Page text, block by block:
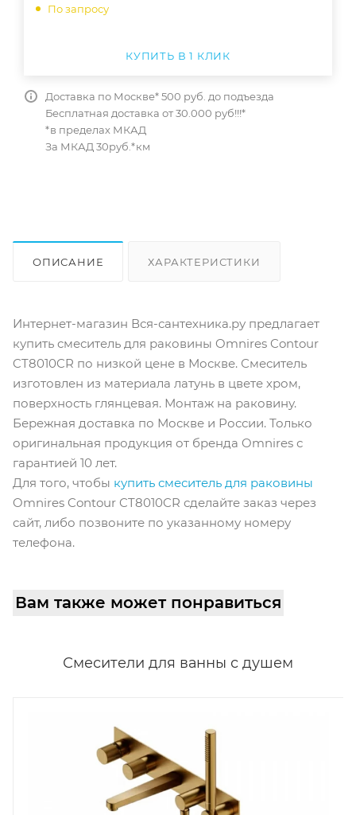
По запросу
КУПИТЬ В 1 КЛИК
Доставка по Москве* 500 руб. до подъезда
Бесплатная доставка от 30.000 руб!!!*
*в пределах МКАД
За МКАД 30руб.*км
ОПИСАНИЕ ХАРАКТЕРИСТИКИ
Интернет-магазин Вся-сантехника.ру предлагает
купить cмеситель для раковины Omnires Contour
CT8010CR по низкой цене в Москве. Смеситель
изготовлен из материала латунь в цвете хром,
поверхность глянцевая. Монтаж на раковину.
Бережная доставка по Москве и России. Только
оригинальная продукция от бренда Omnires с
гарантией 10 лет.
Для того, чтобы купить смеситель для раковины
Omnires Contour CT8010CR сделайте заказ через
сайт, либо позвоните по указанному номеру
телефона.
Вам также может понравиться
Смесители для ванны с душем